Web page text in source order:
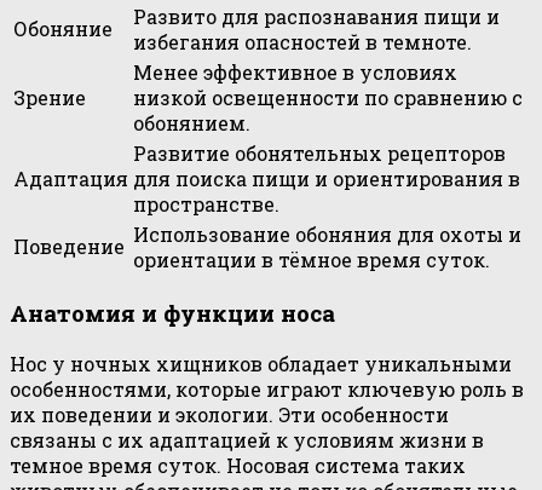
Обоняние
Развито для распознавания пищи и
избегания опасностей в темноте.
Зрение
Менее эффективное в условиях
низкой освещенности по сравнению с
обонянием.
Адаптация
Развитие обонятельных рецепторов
для поиска пищи и ориентирования в
пространстве.
Поведение Использование обоняния для охоты и
ориентации в тёмное время суток.
Анатомия и функции носа
Нос у ночных хищников обладает уникальными
особенностями, которые играют ключевую роль в
их поведении и экологии. Эти особенности
связаны с их адаптацией к условиям жизни в
темное время суток. Носовая система таких